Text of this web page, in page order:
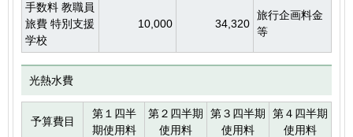
手数料 教職員
旅費 特別支援
学校
10,000 34,320
旅行企画料金
等
光熱水費
予算費目
第１四半
期使用料
第２四半期
使用料
第３四半期
使用料
第４四半期
使用料